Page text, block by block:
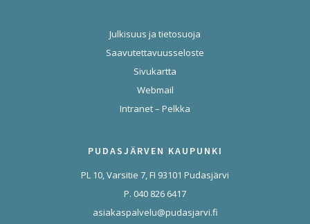
Julkisuus ja tietosuoja
Saavutettavuusseloste
Sivukartta
Webmail
Intranet – Pelkka
PUDASJÄRVEN KAUPUNKI
PL 10, Varsitie 7, FI 93101 Pudasjärvi
P. 040 826 6417
asiakaspalvelu@pudasjarvi.fi